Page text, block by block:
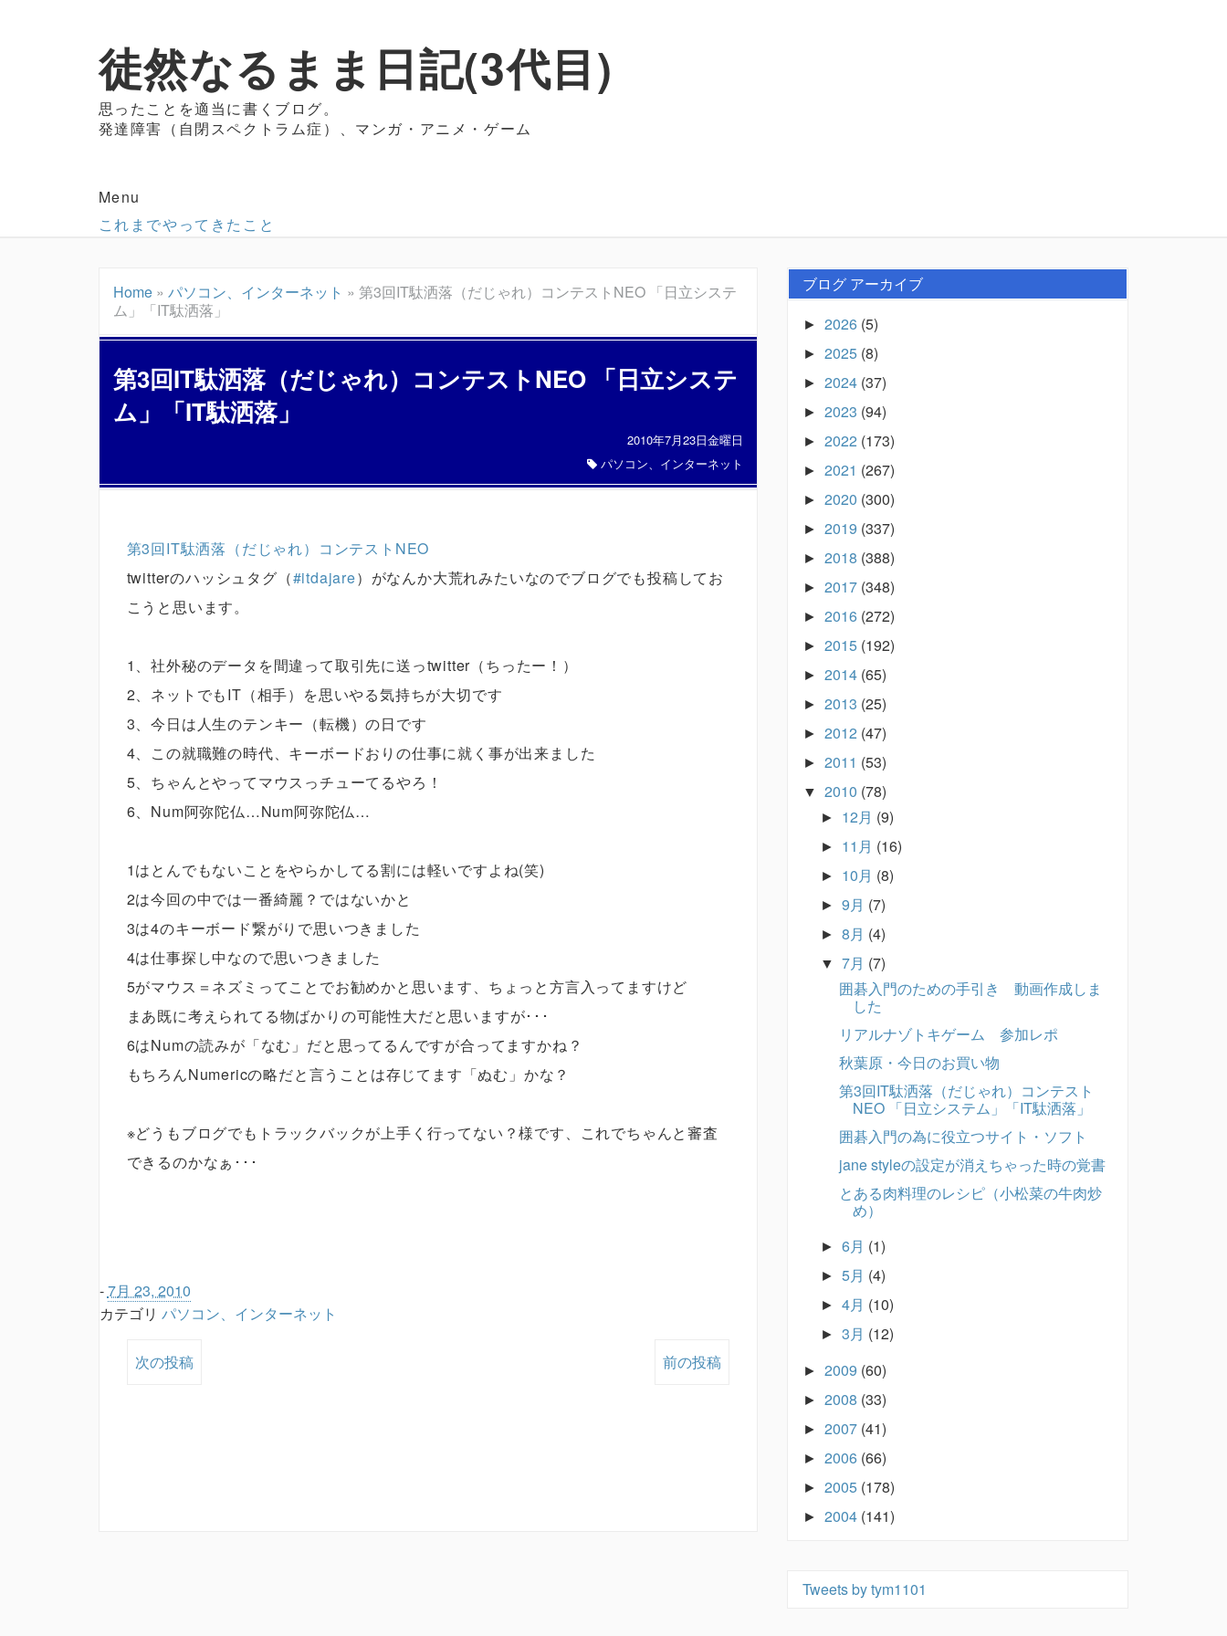
徒然なるまま日記(3代目)
思ったことを適当に書くブログ。
発達障害（自閉スペクトラム症）、マンガ・アニメ・ゲーム
Menu
これまでやってきたこと
Home» パソコン、インターネット » 第3回IT駄洒落（だじゃれ）コンテストNEO 「日立システ
ム」「IT駄洒落」
第3回IT駄洒落（だじゃれ）コンテストNEO 「日立システ
ム」「IT駄洒落」
2010年7月23日金曜日
パソコン、インターネット
第3回IT駄洒落（だじゃれ）コンテストNEO
twitterのハッシュタグ（#itdajare）がなんか大荒れみたいなのでブログでも投稿してお
こうと思います。
1、社外秘のデータを間違って取引先に送っtwitter（ちったー！）
2、ネットでもIT（相手）を思いやる気持ちが大切です
3、今日は人生のテンキー（転機）の日です
4、この就職難の時代、キーボードおりの仕事に就く事が出来ました
5、ちゃんとやってマウスっチューてるやろ！
6、Num阿弥陀仏…Num阿弥陀仏…
1はとんでもないことをやらかしてる割には軽いですよね(笑)
2は今回の中では一番綺麗？ではないかと
3は4のキーボード繋がりで思いつきました
4は仕事探し中なので思いつきました
5がマウス＝ネズミってことでお勧めかと思います、ちょっと方言入ってますけど
まあ既に考えられてる物ばかりの可能性大だと思いますが･･･
6はNumの読みが「なむ」だと思ってるんですが合ってますかね？
もちろんNumericの略だと言うことは存じてます「ぬむ」かな？
※どうもブログでもトラックバックが上手く行ってない？様です、これでちゃんと審査
できるのかなぁ･･･
-7月 23, 2010
カテゴリ パソコン、インターネット
次の投稿 前の投稿
ブログ アーカイブ
► 2026 (5)
► 2025 (8)
► 2024 (37)
► 2023 (94)
► 2022 (173)
► 2021 (267)
► 2020 (300)
► 2019 (337)
► 2018 (388)
► 2017 (348)
► 2016 (272)
► 2015 (192)
► 2014 (65)
► 2013 (25)
► 2012 (47)
► 2011 (53)
▼ 2010 (78)
► 12月 (9)
► 11月 (16)
► 10月 (8)
► 9月 (7)
► 8月 (4)
▼ 7月 (7)
囲碁入門のための手引き 動画作成しま
した
リアルナゾトキゲーム 参加レポ
秋葉原・今日のお買い物
第3回IT駄洒落（だじゃれ）コンテスト
NEO 「日立システム」「IT駄洒落」
囲碁入門の為に役立つサイト・ソフト
jane styleの設定が消えちゃった時の覚書
とある肉料理のレシピ（小松菜の牛肉炒
め）
► 6月 (1)
► 5月 (4)
► 4月 (10)
► 3月 (12)
► 2009 (60)
► 2008 (33)
► 2007 (41)
► 2006 (66)
► 2005 (178)
► 2004 (141)
Tweets by tym1101